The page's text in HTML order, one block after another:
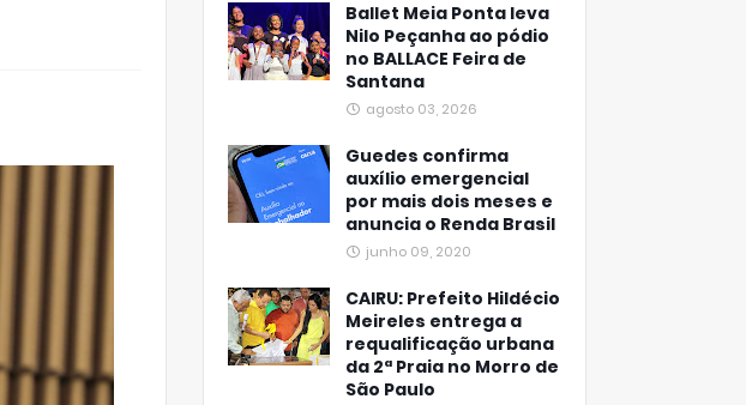
Ballet Meia Ponta leva
Nilo Peçanha ao pódio
no BALLACE Feira de
Santana
agosto 03, 2026
Guedes confirma
auxílio emergencial
por mais dois meses e
anuncia o Renda Brasil
junho 09, 2020
CAIRU: Prefeito Hildécio
Meireles entrega a
requalificação urbana
da 2ª Praia no Morro de
São Paulo